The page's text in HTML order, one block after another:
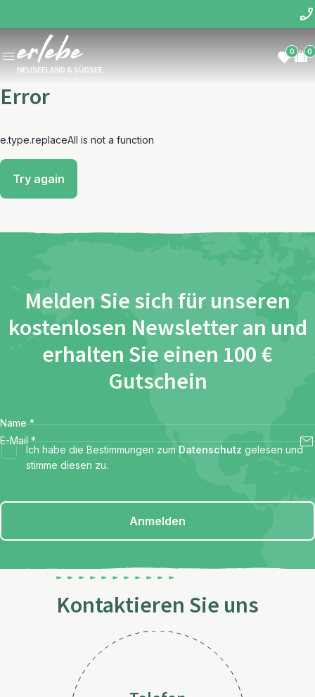
NEUSEELAND & SÜDSEE
0 0
Error
e.type.replaceAll is not a function
Try again
Melden Sie sich für unseren
kostenlosen Newsletter an und
erhalten Sie einen 100 €
Gutschein
Name *
E-Mail *
Ich habe die Bestimmungen zum Datenschutz gelesen und
stimme diesen zu.
Anmelden
Kontaktieren Sie uns